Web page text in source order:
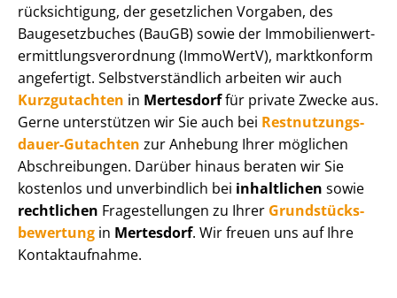
rück­sich­ti­gung, der gesetzlichen Vorgaben, des
Baugesetzbuches (BauGB) sowie der Im­mo­bi­li­en­wert­
ermitt­lungs­ver­ord­nung (ImmoWertV), marktkonform
angefertigt. Selbst­ver­ständ­lich arbeiten wir auch
Kurzgutachten in Mertesdorffür private Zwecke aus.
Gerne unterstützen wir Sie auch bei Rest­nut­zungs­
dau­er-Gutachten zur Anhebung Ihrer möglichen
Abschreibungen. Darüber hinaus beraten wir Sie
kostenlos und unverbindlich bei inhaltlichen sowie
rechtlichen Fragestellungen zu Ihrer Grund­stücks­
be­wer­tung in Mertesdorf. Wir freuen uns auf Ihre
Kontaktaufnahme.